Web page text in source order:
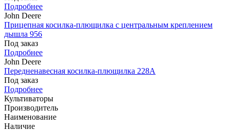
Подробнее
John Deere
Прицепная косилка-плющилка с центральным креплением
дышла 956
Под заказ
Подробнее
John Deere
Передненавесная косилка-плющилка 228A
Под заказ
Подробнее
Культиваторы
Производитель
Наименование
Наличие